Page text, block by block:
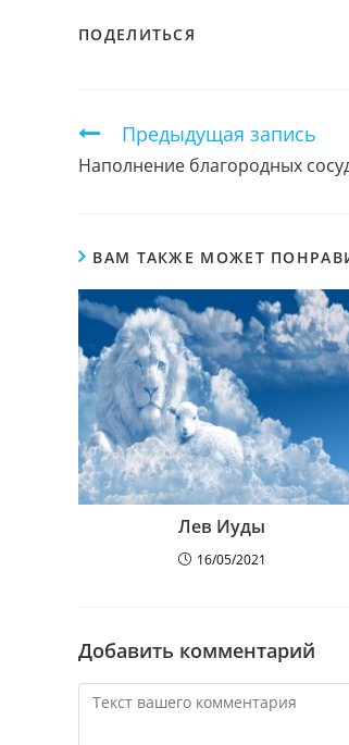
ПОДЕЛИТЬСЯ
Продолжить
чтение
Предыдущая запись
Наполнение благородных
ВАМ ТАКЖЕ МОЖЕТ
Лев Иуды
16/05/2021
Добавить комментарий